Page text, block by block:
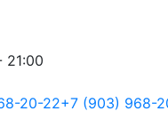
21:00
20-22+7 (903) 968-